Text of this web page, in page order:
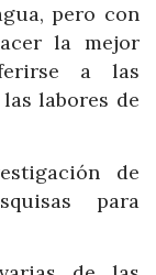
pero con
la mejor
a las
labores de
de
para